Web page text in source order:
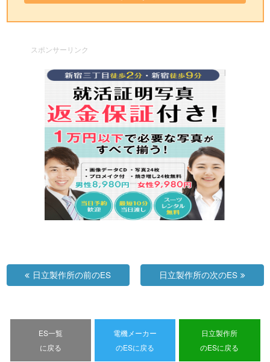
スポンサーリンク
日立製作所の前のES 日立製作所の次のES
ES一覧
に戻る
電機メーカー
のESに戻る
日立製作所
のESに戻る